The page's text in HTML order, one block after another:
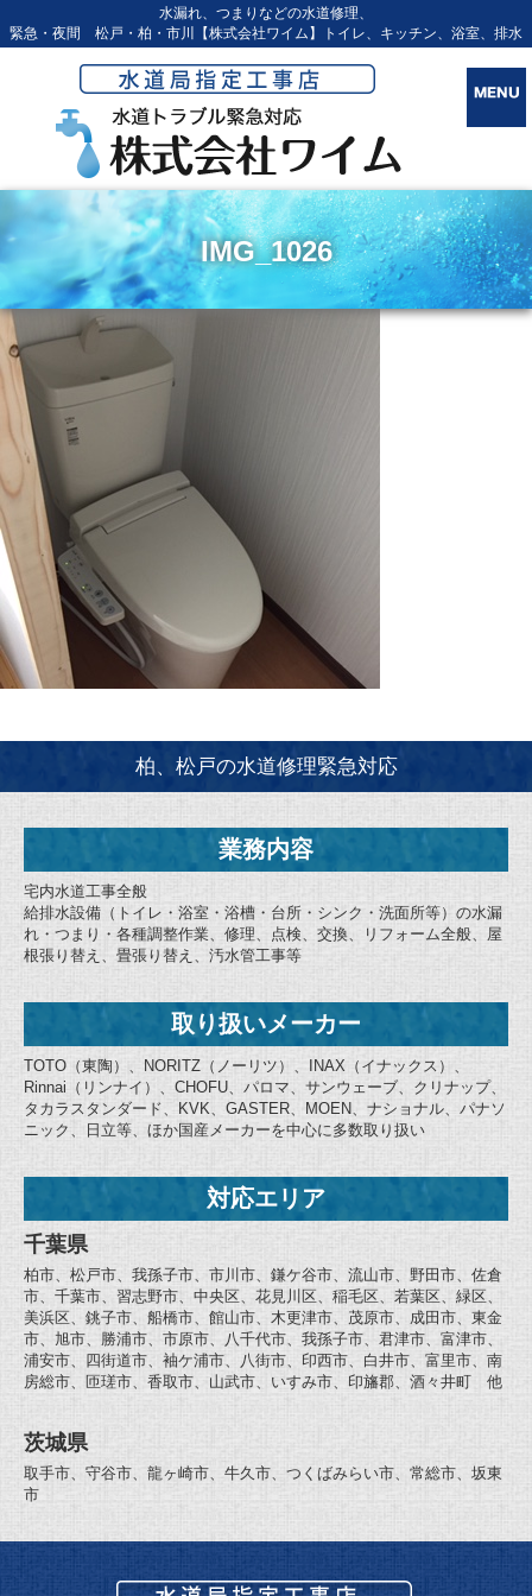
水漏れ、つまりなどの水道修理、
緊急・夜間 松戸・柏・市川【株式会社ワイム】トイレ、キッチン、浴室、排水
IMG_1026
柏、松戸の水道修理緊急対応
業務内容
宅内水道工事全般
給排水設備（トイレ・浴室・浴槽・台所・シンク・洗面所等）の水漏
れ・つまり・各種調整作業、修理、点検、交換、リフォーム全般、屋
根張り替え、畳張り替え、汚水管工事等
取り扱いメーカー
TOTO（東陶）、NORITZ（ノーリツ）、INAX（イナックス）、
Rinnai（リンナイ）、CHOFU、パロマ、サンウェーブ、クリナップ、
タカラスタンダード、KVK、GASTER、MOEN、ナショナル、パナソ
ニック、日立等、ほか国産メーカーを中心に多数取り扱い
対応エリア
千葉県
柏市、松戸市、我孫子市、市川市、鎌ケ谷市、流山市、野田市、佐倉
市、千葉市、習志野市、中央区、花見川区、稲毛区、若葉区、緑区、
美浜区、銚子市、船橋市、館山市、木更津市、茂原市、成田市、東金
市、旭市、勝浦市、市原市、八千代市、我孫子市、君津市、富津市、
浦安市、四街道市、袖ケ浦市、八街市、印西市、白井市、富里市、南
房総市、匝瑳市、香取市、山武市、いすみ市、印旛郡、酒々井町 他
茨城県
取手市、守谷市、龍ヶ崎市、牛久市、つくばみらい市、常総市、坂東
市